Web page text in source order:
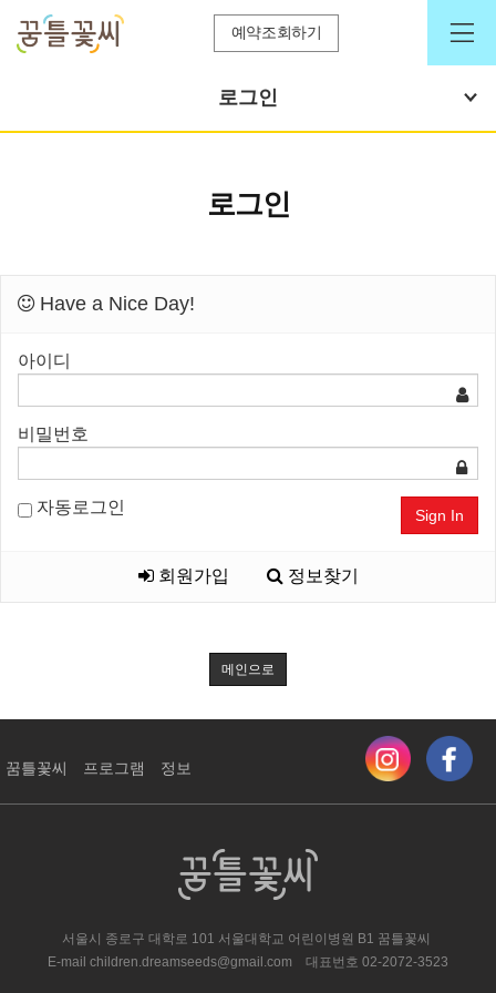
예약조회하기
로그인
로그인
Have a Nice Day!
아이디
비밀번호
자동로그인 Sign In
회원가입 정보찾기
메인으로
꿈틀꽃씨 프로그램 정보
서울시 종로구 대학로 101 서울대학교 어린이병원 ​B1 꿈틀꽃씨
E-mail children.dreamseeds@gmail.com 대표번호 02-2072-3523